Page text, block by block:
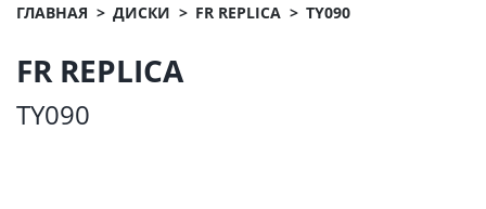
ГЛАВНАЯ ДИСКИ FR REPLICA TY090
FR REPLICA
TY090